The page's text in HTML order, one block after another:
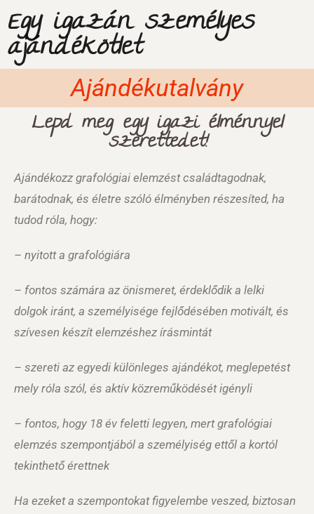
Egy igazán személyes
ajándékötlet
Ajándékutalvány
Lepd meg egy igazi élménnyel
szerettedet!
Ajándékozz grafológiai elemzést családtagodnak,
barátodnak, és életre szóló élményben részesíted, ha
tudod róla, hogy:
– nyitott a grafológiára
– fontos számára az önismeret, érdeklődik a lelki
dolgok iránt, a személyisége fejlődésében motivált, és
szívesen készít elemzéshez írásmintát
– szereti az egyedi különleges ajándékot, meglepetést
mely róla szól, és aktív közreműködését igényli
– fontos, hogy 18 év feletti legyen, mert grafológiai
elemzés szempontjából a személyiség ettől a kortól
tekinthető érettnek
Ha ezeket a szempontokat figyelembe veszed, biztosan